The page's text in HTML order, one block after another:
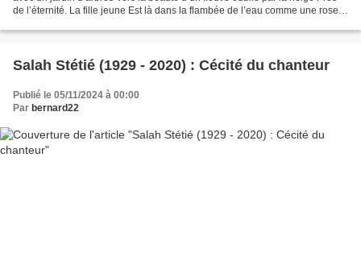
de l’éternité. La fille jeune Est là dans la flambée de l’eau comme une rose
Salah Stétié (1929 - 2020) : Cécité du chanteur
Publié le 05/11/2024 à 00:00
Par bernard22